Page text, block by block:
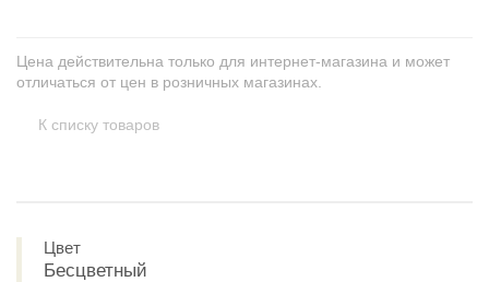
Цена действительна только для интернет-магазина и может
отличаться от цен в розничных магазинах.
К списку товаров
Цвет
Бесцветный